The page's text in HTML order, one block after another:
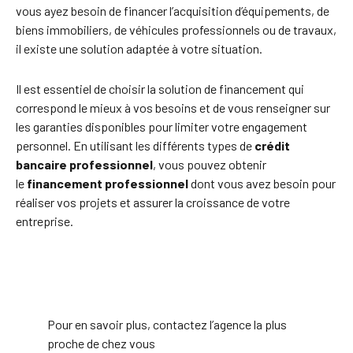
vous ayez besoin de financer l’acquisition d’équipements, de
biens immobiliers, de véhicules professionnels ou de travaux,
il existe une solution adaptée à votre situation.
Il est essentiel de choisir la solution de financement qui
correspond le mieux à vos besoins et de vous renseigner sur
les garanties disponibles pour limiter votre engagement
personnel. En utilisant les différents types de crédit
bancaire professionnel, vous pouvez obtenir
le financement professionneldont vous avez besoin pour
réaliser vos projets et assurer la croissance de votre
entreprise.
Pour en savoir plus, contactez l’agence la plus
proche de chez vous